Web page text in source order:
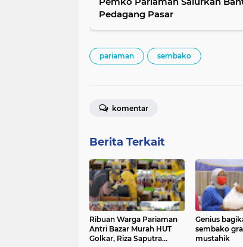
Pedagang Pasar
pariaman sembako
komentar
Berita Terkait
Ribuan Warga Pariaman
Antri Bazar Murah HUT
Golkar, Riza Saputra
Genius
sembako
mustahik